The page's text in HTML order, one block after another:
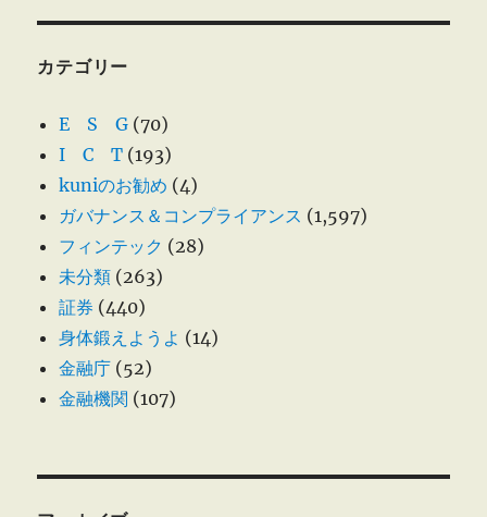
カテゴリー
E S G (70)
I C T (193)
kuniのお勧め (4)
ガバナンス＆コンプライアンス (1,597)
フィンテック (28)
未分類 (263)
証券 (440)
身体鍛えようよ (14)
金融庁 (52)
金融機関 (107)